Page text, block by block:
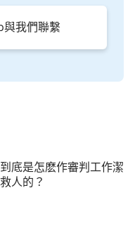
我們聯繫
底是怎麽作審判工作潔
人的？